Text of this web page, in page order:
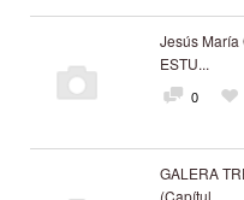
Jesús María
ESTU...
0
GALERA